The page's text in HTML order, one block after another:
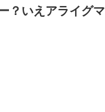
？いえアライグマ